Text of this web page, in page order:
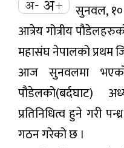
सुनवल, १०
आत्रेय गोत्रीय
महासंघ नेपालको प्रथम
आज सुनवलमा
पौडेलको(बर्दघाट)
प्रतिनिधित्व हुने गरी
गठन गरेको छ ।